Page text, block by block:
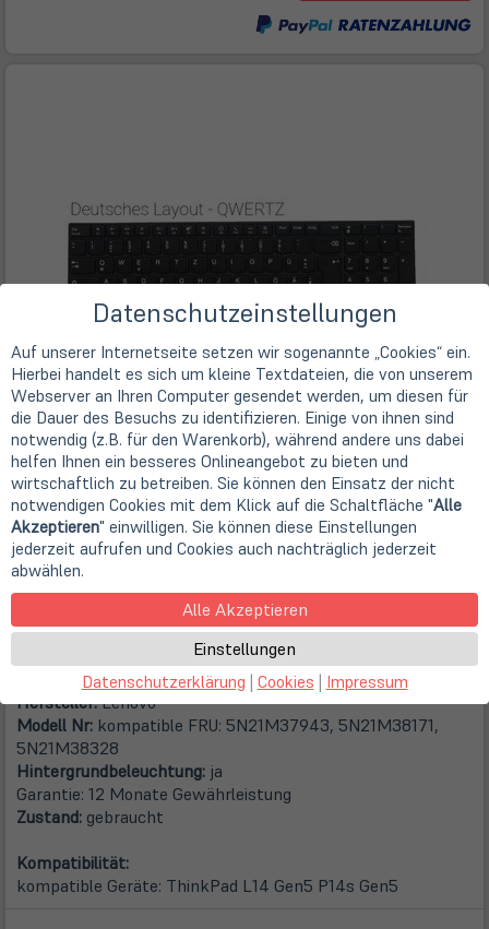
Hersteller:Lenovo
Modell Nr: kompatible FRU: 5N21M37943, 5N21M38171,
5N21M38328
Hintergrundbeleuchtung: ja
Garantie: 12 Monate Gewährleistung
Zustand: gebraucht
Kompatibilität:
kompatible Geräte: ThinkPad L14 Gen5 P14s Gen5
Datenschutzeinstellungen
Auf unserer Internetseite setzen wir sogenannte „Cookies“ ein.
Hierbei handelt es sich um kleine Textdateien, die von unserem
Webserver an Ihren Computer gesendet werden, um diesen für
die Dauer des Besuchs zu identifizieren. Einige von ihnen sind
notwendig (z.B. für den Warenkorb), während andere uns dabei
helfen Ihnen ein besseres Onlineangebot zu bieten und
wirtschaftlich zu betreiben. Sie können den Einsatz der nicht
notwendigen Cookies mit dem Klick auf die Schaltfläche "Alle
Akzeptieren" einwilligen. Sie können diese Einstellungen
jederzeit aufrufen und Cookies auch nachträglich jederzeit
abwählen.
Alle Akzeptieren
Einstellungen
Datenschutzerklärung | Cookies | Impressum